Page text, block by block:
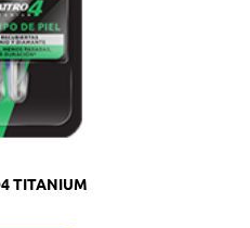
TITANIUM